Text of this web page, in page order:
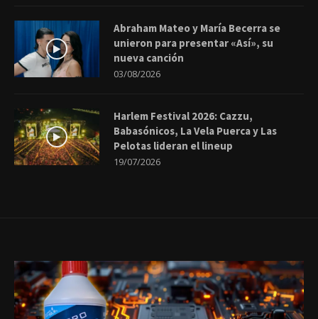
Abraham Mateo y María Becerra se
unieron para presentar «Así», su
nueva canción
03/08/2026
Harlem Festival 2026: Cazzu,
Babasónicos, La Vela Puerca y Las
Pelotas lideran el lineup
19/07/2026